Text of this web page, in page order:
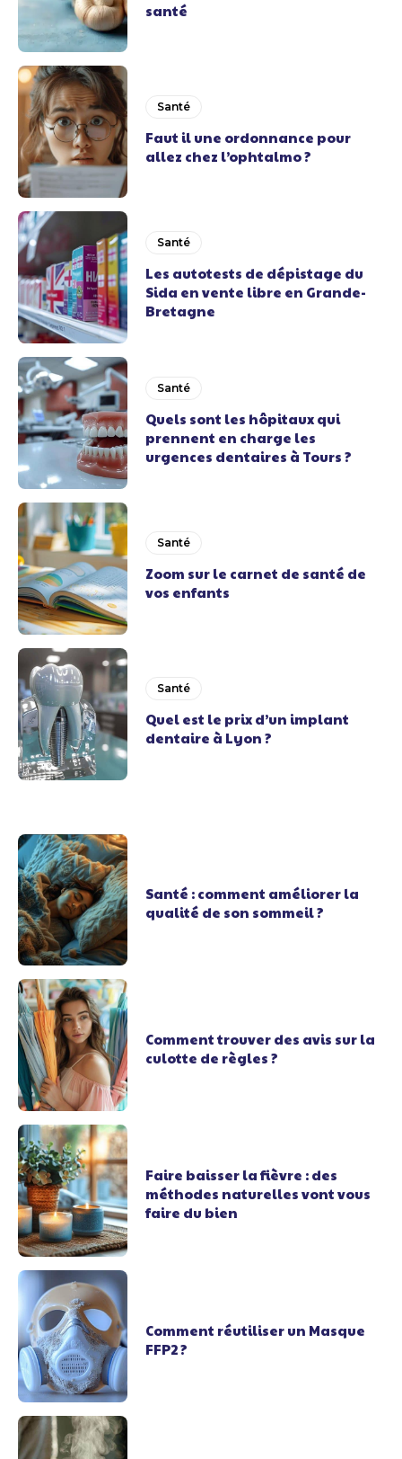
santé
Santé
Faut il une ordonnance pour
allez chez l’ophtalmo ?
Santé
Les autotests de dépistage du
Sida en vente libre en Grande-
Bretagne
Santé
Quels sont les hôpitaux qui
prennent en charge les
urgences dentaires à Tours ?
Santé
Zoom sur le carnet de santé de
vos enfants
Santé
Quel est le prix d’un implant
dentaire à Lyon ?
Santé : comment améliorer la
qualité de son sommeil ?
Comment trouver des avis sur la
culotte de règles ?
Faire baisser la fièvre : des
méthodes naturelles vont vous
faire du bien
Comment réutiliser un Masque
FFP2 ?